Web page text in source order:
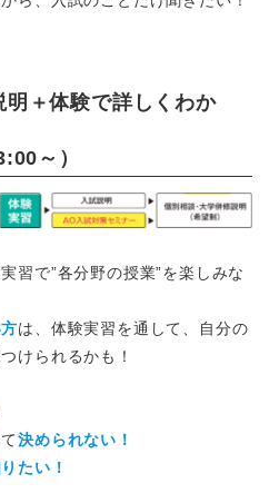
＋体験で詳しくわか
～）
習で”各分野の授業”を楽しみな
は、体験実習を通して、自分の
けられるかも！
決められない！
たい！